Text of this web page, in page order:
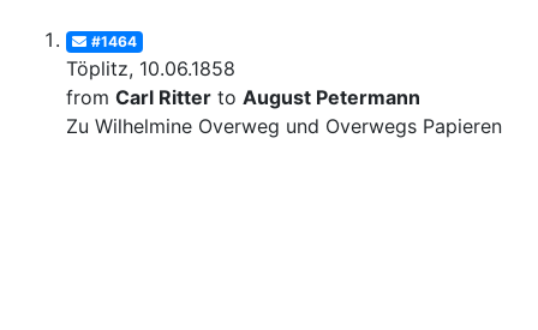
#1464
Töplitz, 10.06.1858
from Carl Ritter to August Petermann
Zu Wilhelmine Overweg und Overwegs Papieren